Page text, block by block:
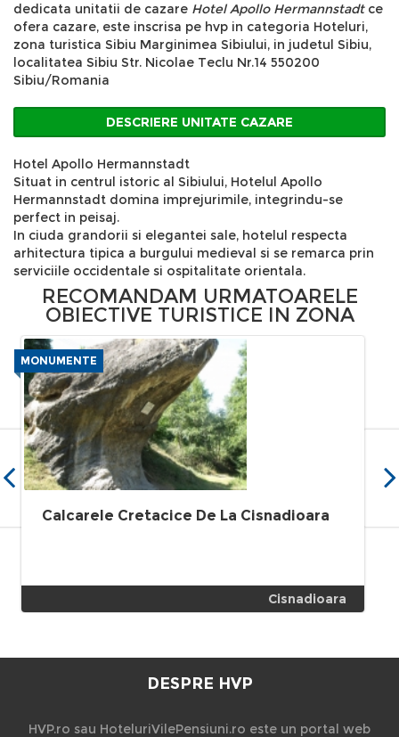
dedicata unitatii de cazare Hotel Apollo Hermannstadtce
ofera cazare, este inscrisa pe hvp in categoria Hoteluri,
zona turistica Sibiu Marginimea Sibiului, in judetul Sibiu,
localitatea Sibiu Str. Nicolae Teclu Nr.14 550200
Sibiu/Romania
DESCRIERE UNITATE CAZARE
Hotel Apollo Hermannstadt
Situat in centrul istoric al Sibiului, Hotelul Apollo
Hermannstadt domina imprejurimile, integrindu-se
perfect in peisaj.
In ciuda grandorii si elegantei sale, hotelul respecta
arhitectura tipica a burgului medieval si se remarca prin
serviciile occidentale si ospitalitate orientala.
RECOMANDAM URMATOARELE
OBIECTIVE TURISTICE IN ZONA
MONUMENTE
Calcarele Cretacice De La Cisnadioara
Cisnadioara
DESPRE HVP
HVP.ro sau HoteluriVilePensiuni.ro este un portal web